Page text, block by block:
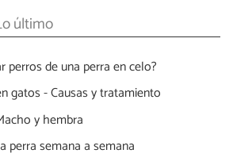
último
perros de una perra en celo?
gatos - Causas y tratamiento
y hembra
perra semana a semana